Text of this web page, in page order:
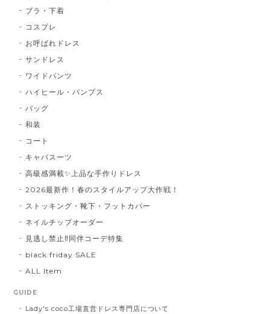
ブラ・下着
コスプレ
お呼ばれドレス
サンドレス
ワイドパンツ
ハイヒール・パンプス
バッグ
和装
コート
キャバスーツ
高級感満載✨上品な手作りドレス
2026最新作！春のスタイルアップ大作戦！
ストッキング・靴下・フットカバー
ネイルチップオーダー
見逃し禁止‼同伴コーデ特集
black friday SALE
ALL Item
GUIDE
Lady's coco工場直営ドレス専門店について